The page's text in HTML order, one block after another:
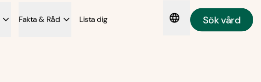
Fakta & Råd Lista dig Sök vård